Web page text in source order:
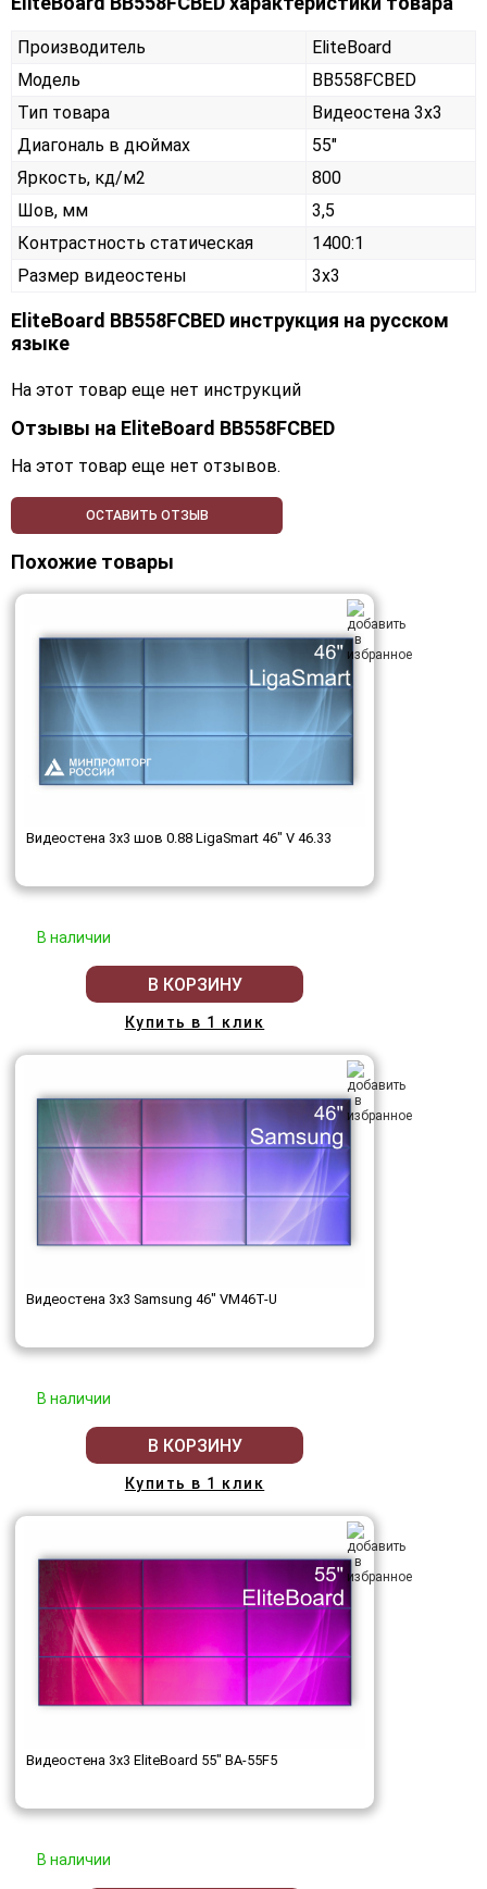
Производитель
EliteBoard
Модель
BB558FCBED
Тип товара
Видеостена 3х3
Диагональ в дюймах
55"
Яркость, кд/м2
800
Шов, мм
3,5
Контрастность статическая
1400:1
Размер видеостены
3x3
EliteBoard BB558FCBED инструкция на русском
языке
На этот товар еще нет инструкций
Отзывы на EliteBoard BB558FCBED
На этот товар еще нет отзывов.
ОСТАВИТЬ ОТЗЫВ
Похожие товары
Видеостена 3x3 шов 0.88 LigaSmart 46" V 46.33
В наличии
В КОРЗИНУ
Купить в 1 клик
Видеостена 3x3 Samsung 46" VM46T-U
В наличии
В КОРЗИНУ
Купить в 1 клик
Видеостена 3x3 EliteBoard 55" BA-55F5
В наличии